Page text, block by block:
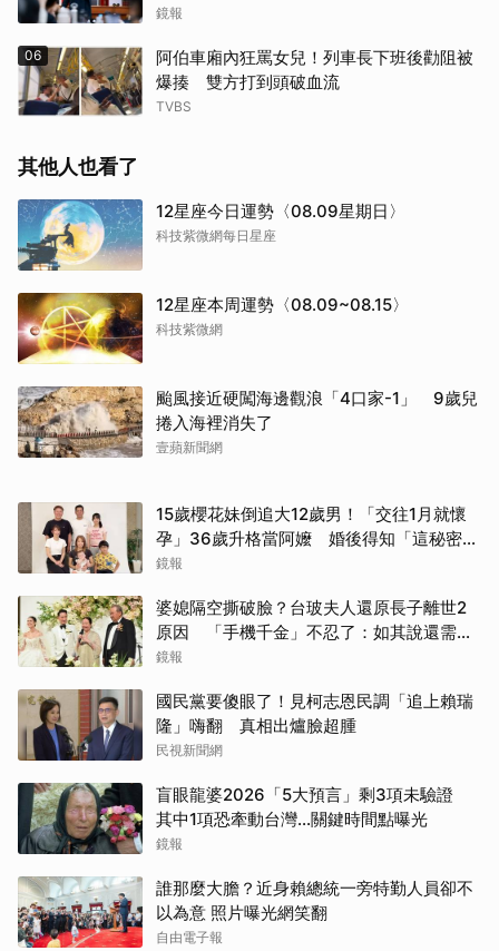
鏡報
06
阿伯車廂內狂罵女兒！列車長下班後勸阻被
爆揍 雙方打到頭破血流
TVBS
其他人也看了
12星座今日運勢〈08.09星期日〉
科技紫微網每日星座
12星座本周運勢〈08.09~08.15〉
科技紫微網
颱風接近硬闖海邊觀浪「4口家-1」 9歲兒
捲入海裡消失了
壹蘋新聞網
15歲櫻花妹倒追大12歲男！「交往1月就懷
孕」36歲升格當阿嬤 婚後得知「這秘密」
傻眼了
鏡報
婆媳隔空撕破臉？台玻夫人還原長子離世2
原因 「手機千金」不忍了：如其說還需要
離開嗎？
鏡報
國民黨要傻眼了！見柯志恩民調「追上賴瑞
隆」嗨翻 真相出爐臉超腫
民視新聞網
盲眼龍婆2026「5大預言」剩3項未驗證
其中1項恐牽動台灣...關鍵時間點曝光
鏡報
誰那麼大膽？近身賴總統一旁特勤人員卻不
以為意 照片曝光網笑翻
自由電子報